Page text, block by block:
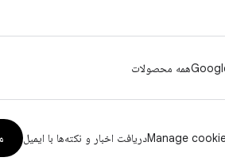
همه محصولات
Manageدریافت اخبار و نکته‌ها با ایمیل